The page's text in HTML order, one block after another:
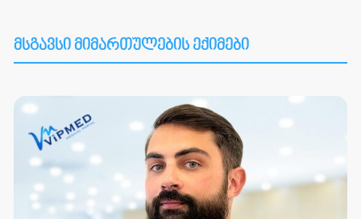
მსგავსი მიმართულების ექიმები